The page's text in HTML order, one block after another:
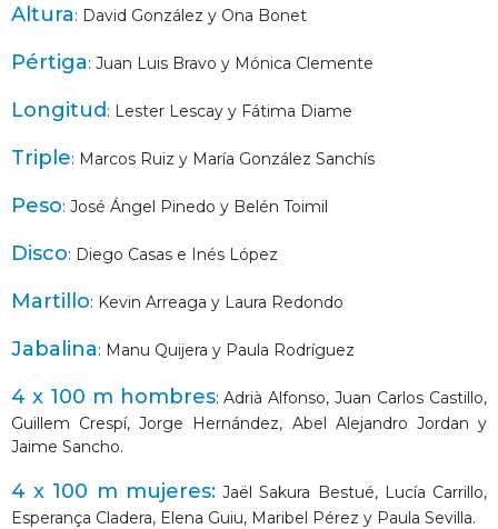
Altura: David González y Ona Bonet
Pértiga: Juan Luis Bravo y Mónica Clemente
Longitud: Lester Lescay y Fátima Diame
Triple: Marcos Ruiz y María González Sanchís
Peso: José Ángel Pinedo y Belén Toimil
Disco: Diego Casas e Inés López
Martillo: Kevin Arreaga y Laura Redondo
Jabalina: Manu Quijera y Paula Rodríguez
4 x 100 m hombres: Adrià Alfonso, Juan Carlos Castillo,
Guillem Crespí, Jorge Hernández, Abel Alejandro Jordan y
Jaime Sancho.
4 x 100 m mujeres:Jaël Sakura Bestué, Lucía Carrillo,
Esperança Cladera, Elena Guiu, Maribel Pérez y Paula Sevilla.